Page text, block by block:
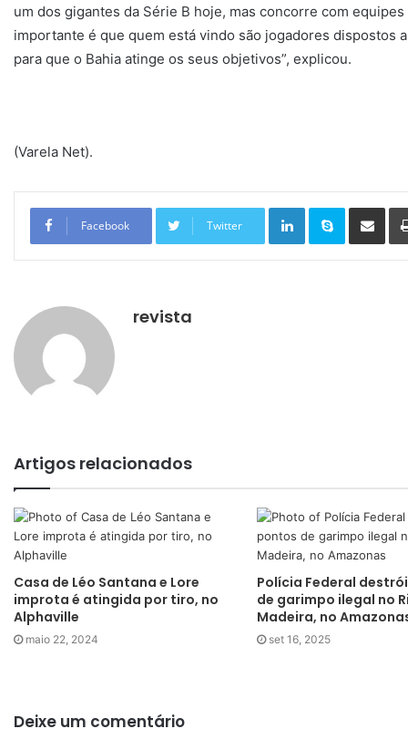
um dos gigantes da Série B hoje, mas concorre com
importante é que quem está vindo são jogadores dispostos
para que o Bahia atinge os seus objetivos”, explicou.
(Varela Net).
Facebook Twitter
Linkedin Skype
revista
Artigos relacionados
Casa de Léo Santana e Lore
improta é atingida por tiro, no
Alphaville
maio 22, 2024
Polícia Federal
de garimpo ilegal no
Madeira, no
set 16, 2025
Deixe um comentário